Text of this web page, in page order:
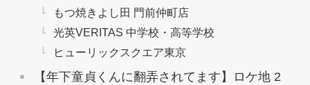
もつ焼きよし田 門前仲町店
光英VERITAS 中学校・高等学校
ヒューリックスクエア東京
【年下童貞くんに翻弄されてます】ロケ地 2